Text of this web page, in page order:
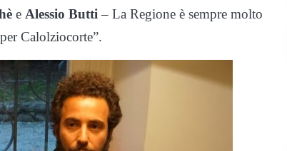
e Alessio Butti – La Regione è sempre molto
Calolziocorte”.